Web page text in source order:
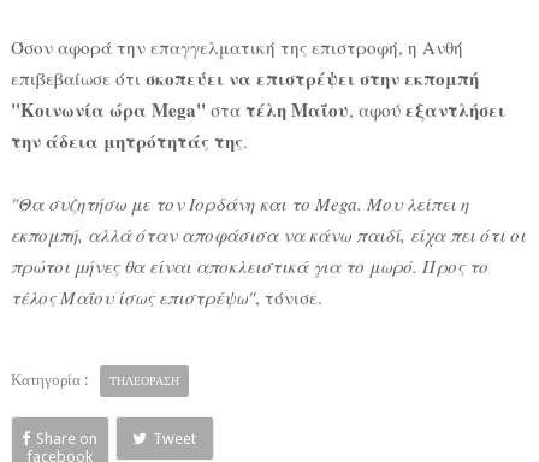
Όσον αφορά την επαγγελματική της επιστροφή, η Ανθή
επιβεβαίωσε ότι σκοπεύει να επιστρέψει στην εκπομπή
"Κοινωνία ώρα Mega" στα τέλη Μαΐου, αφού εξαντλήσει
την άδεια μητρότητάς της.
"Θα συζητήσω με τον Ιορδάνη και το Mega. Μου λείπει η
εκπομπή, αλλά όταν αποφάσισα να κάνω παιδί, είχα πει ότι οι
πρώτοι μήνες θα είναι αποκλειστικά για το μωρό. Προς το
τέλος Μαΐου ίσως επιστρέψω", τόνισε.
Κατηγορία : ΤΗΛΕΟΡΑΣΗ
Share on
facebook
Tweet